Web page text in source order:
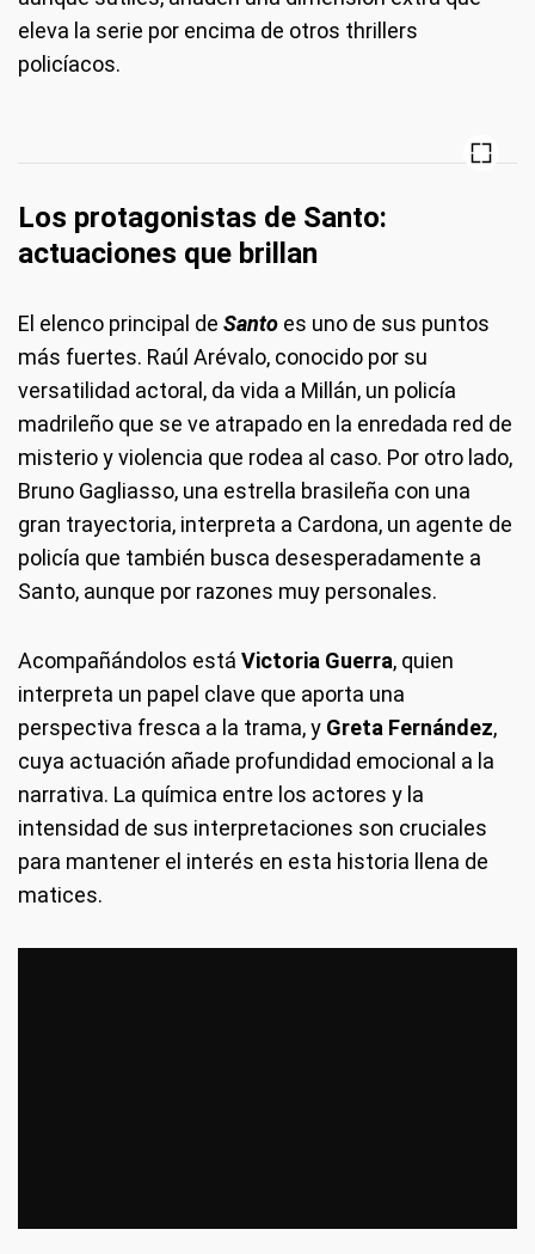
eleva la serie por encima de otros thrillers
policíacos.
Los protagonistas de Santo:
actuaciones que brillan
El elenco principal de Santo es uno de sus puntos
más fuertes. Raúl Arévalo, conocido por su
versatilidad actoral, da vida a Millán, un policía
madrileño que se ve atrapado en la enredada red de
misterio y violencia que rodea al caso. Por otro lado,
Bruno Gagliasso, una estrella brasileña con una
gran trayectoria, interpreta a Cardona, un agente de
policía que también busca desesperadamente a
Santo, aunque por razones muy personales.
Acompañándolos está Victoria Guerra, quien
interpreta un papel clave que aporta una
perspectiva fresca a la trama, y Greta Fernández,
cuya actuación añade profundidad emocional a la
narrativa. La química entre los actores y la
intensidad de sus interpretaciones son cruciales
para mantener el interés en esta historia llena de
matices.